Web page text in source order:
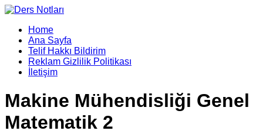
Home
Ana Sayfa
Telif Hakkı Bildirim
Reklam Gizlilik Politikası
İletişim
Makine Mühendisliği Genel
Matematik 2